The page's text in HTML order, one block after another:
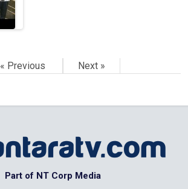
« Previous Next »
Part of NT Corp Media